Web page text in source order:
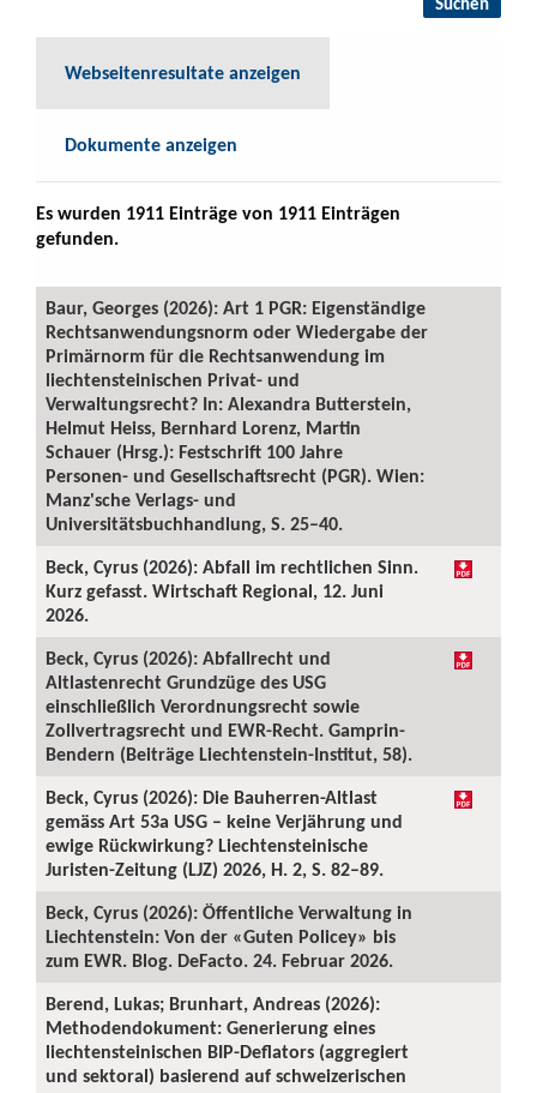
Webseitenresultate anzeigen
Dokumente anzeigen
Es wurden 1911 Einträge von 1911 Einträgen
gefunden.
Baur, Georges (2026): Art 1 PGR: Eigenständige
Rechtsanwendungsnorm oder Wiedergabe der
Primärnorm für die Rechtsanwendung im
liechtensteinischen Privat- und
Verwaltungsrecht? In: Alexandra Butterstein,
Helmut Heiss, Bernhard Lorenz, Martin
Schauer (Hrsg.): Festschrift 100 Jahre
Personen- und Gesellschaftsrecht (PGR). Wien:
Manz'sche Verlags- und
Universitätsbuchhandlung, S. 25–40.
Beck, Cyrus (2026): Abfall im rechtlichen Sinn.
Kurz gefasst. Wirtschaft Regional, 12. Juni
2026.
Beck, Cyrus (2026): Abfallrecht und
Altlastenrecht Grundzüge des USG
einschließlich Verordnungsrecht sowie
Zollvertragsrecht und EWR-Recht. Gamprin-
Bendern (Beiträge Liechtenstein-Institut, 58).
Beck, Cyrus (2026): Die Bauherren-Altlast
gemäss Art 53a USG – keine Verjährung und
ewige Rückwirkung? Liechtensteinische
Juristen-Zeitung (LJZ) 2026, H. 2, S. 82–89.
Beck, Cyrus (2026): Öffentliche Verwaltung in
Liechtenstein: Von der «Guten Policey» bis
zum EWR. Blog. DeFacto. 24. Februar 2026.
Berend, Lukas; Brunhart, Andreas (2026):
Methodendokument: Generierung eines
liechtensteinischen BIP-Deflators (aggregiert
und sektoral) basierend auf schweizerischen